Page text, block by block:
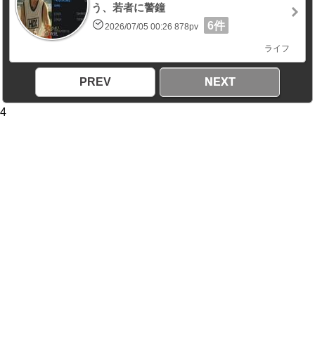
う、若者に警鐘
2026/07/05 00:26 878pv 6件
ライフ
PREV NEXT
4